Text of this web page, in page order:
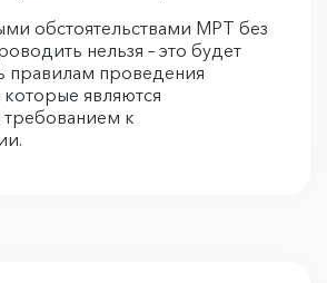
обстоятельствами МРТ без
нельзя – это будет
правилам проведения
являются
к